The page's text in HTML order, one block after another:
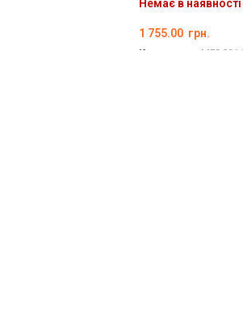
Немає в наявності
1 755.00 грн.
Код товару: